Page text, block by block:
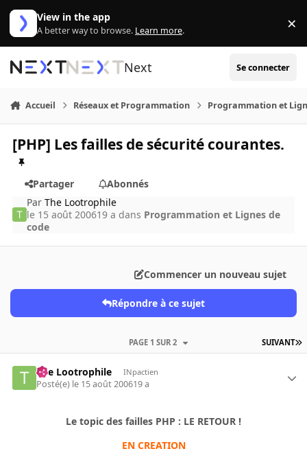
Aller au contenu
View in the app
A better way to browse. Learn more. ×
Next Se connecter
Accueil Réseaux et Programmation Programmation et
[PHP] Les failles de sécurité courantes.
Partager
Abonnés
ParThe Lootrophile
le 15 août 200619 a dans Programmation et Lignes de
code
Commencer un nouveau sujet
Répondre à ce sujet
SUIVANT
PAGE 1 SUR 2
The Lootrophile INpactien
Posté(e) le 15 août 200619 a
Le topic des failles PHP : LE RETOUR !
EN CREATION